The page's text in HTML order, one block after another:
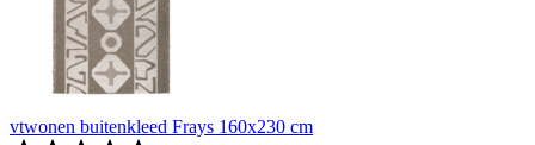
vtwonen buitenkleed Frays 160x230 cm